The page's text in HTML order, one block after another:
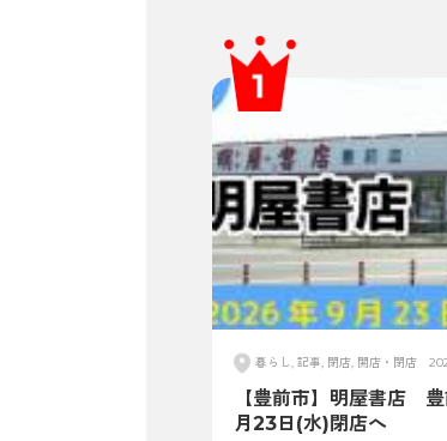
暮らし, 記事, 閉店, 開店・閉店
【豊前市】明屋書店
月23日(水)閉店へ